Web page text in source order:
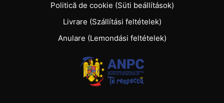
Politică de cookie (Süti beállítások)
Livrare (Szállítási feltételek)
Anulare (Lemondási feltételek)